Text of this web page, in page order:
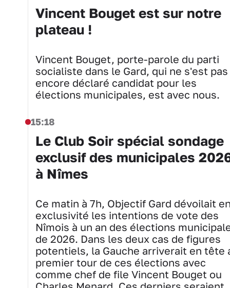
Vincent Bouget est sur notre
plateau !
Vincent Bouget, porte-parole du parti
socialiste dans le Gard, qui ne s'est pas
encore déclaré candidat pour les
élections municipales, est avec nous.
15:18
Le Club Soir spécial sondage
exclusif des municipales
à Nîmes
Ce matin à 7h, Objectif Gard dévoilait
exclusivité les intentions de vote des
Nîmois à un an des élections
de 2026. Dans les deux cas de figures
potentiels, la Gauche arriverait en tête
premier tour de ces élections avec
comme chef de file Vincent Bouget ou